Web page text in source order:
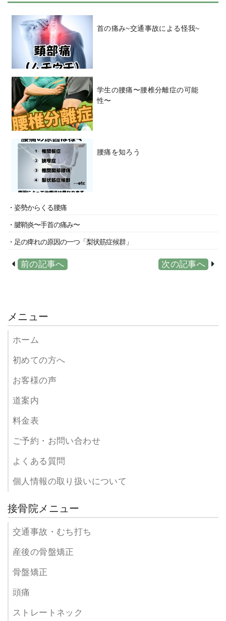
首の痛み~交通事故による怪我~
学生の腰痛〜腰椎分離症の可能
性〜
腰痛を知ろう
・姿勢からくる腰痛
・腱鞘炎〜手首の痛み〜
・足の痺れの原因の一つ「梨状筋症候群」
前の記事へ 次の記事へ
メニュー
ホーム
初めての方へ
お客様の声
道案内
料金表
ご予約・お問い合わせ
よくある質問
個人情報の取り扱いについて
接骨院メニュー
交通事故・むち打ち
産後の骨盤矯正
骨盤矯正
頭痛
ストレートネック